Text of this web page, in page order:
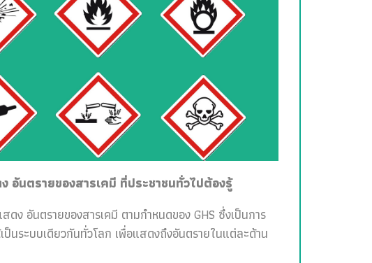
นตรายของสารเคมี ที่ประชาชนทั่วไปต้องรู้
อันตรายของสารเคมี ตามกำหนดของ GHS ซึ่งเป็นการ
ป็นระบบเดียวกันทั่วโลก เพื่อแสดงถึงอันตรายในแต่ละด้าน